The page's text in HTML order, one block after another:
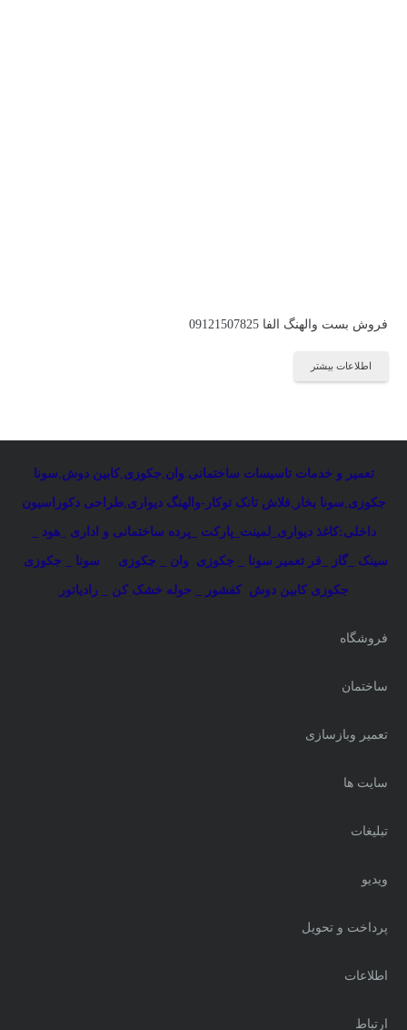
فروش بست والهنگ الفا 09121507825
اطلاعات بیشتر
تعمیر و خدمات تاسیسات ساختمانی:وان,جکوزی,کابین دوش,سونا
جکوزی,سونا بخار ,فلاش تانک توکار-والهنگ دیواری,طراحی دکوراسیون
داخلی:کاغذ دیواری_لمینت_پارکت _پرده ساختمانی و اداری _هود _
سینک _گاز _فر تعمیر سونا _ جکوزی وان _ جکوزی سونا _ جکوزی
جکوزی کابین دوش کفشور _ حوله خشک کن _ رادیاتور
فروشگاه
ساختمان
تعمیر وبازسازی
سایت ها
تبلیغات
ویدیو
پرداخت و تحویل
اطلاعات
ارتباط